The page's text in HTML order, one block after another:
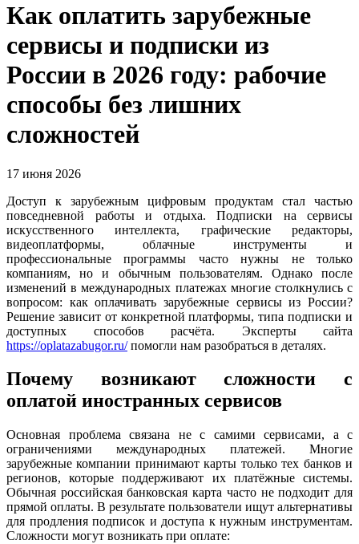
Как оплатить зарубежные
сервисы и подписки из
России в 2026 году: рабочие
способы без лишних
сложностей
17 июня 2026
Доступ к зарубежным цифровым продуктам стал частью
повседневной работы и отдыха. Подписки на сервисы
искусственного интеллекта, графические редакторы,
видеоплатформы, облачные инструменты и
профессиональные программы часто нужны не только
компаниям, но и обычным пользователям. Однако после
изменений в международных платежах многие столкнулись с
вопросом: как оплачивать зарубежные сервисы из России?
Решение зависит от конкретной платформы, типа подписки и
доступных способов расчёта. Эксперты сайта
https://oplatazabugor.ru/помогли нам разобраться в деталях.
Почему возникают сложности с
оплатой иностранных сервисов
Основная проблема связана не с самими сервисами, а с
ограничениями международных платежей. Многие
зарубежные компании принимают карты только тех банков и
регионов, которые поддерживают их платёжные системы.
Обычная российская банковская карта часто не подходит для
прямой оплаты. В результате пользователи ищут альтернативы
для продления подписок и доступа к нужным инструментам.
Сложности могут возникать при оплате: